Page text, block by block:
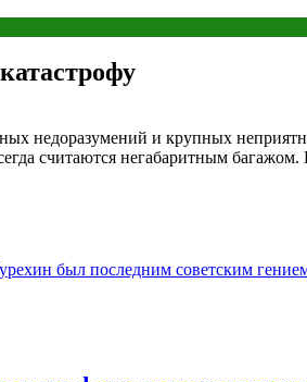
недоразумений и крупных
считаются негабаритным
был последним советским